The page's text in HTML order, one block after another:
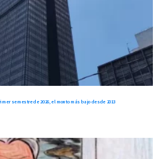
semestre de 2026, el monto más bajo desde 2013